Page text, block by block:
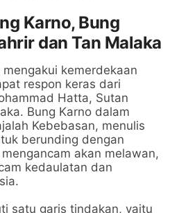
Karno, Bung
dan Tan Malaka
kemerdekaan
respon keras dari
Hatta, Sutan
Bung Karno dalam
Kebebasan, menulis
berunding dengan
akan melawan,
kedaulatan dan
satu garis tindakan, yaitu